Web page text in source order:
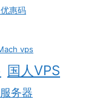
惠码
vps
国人VPS
务器